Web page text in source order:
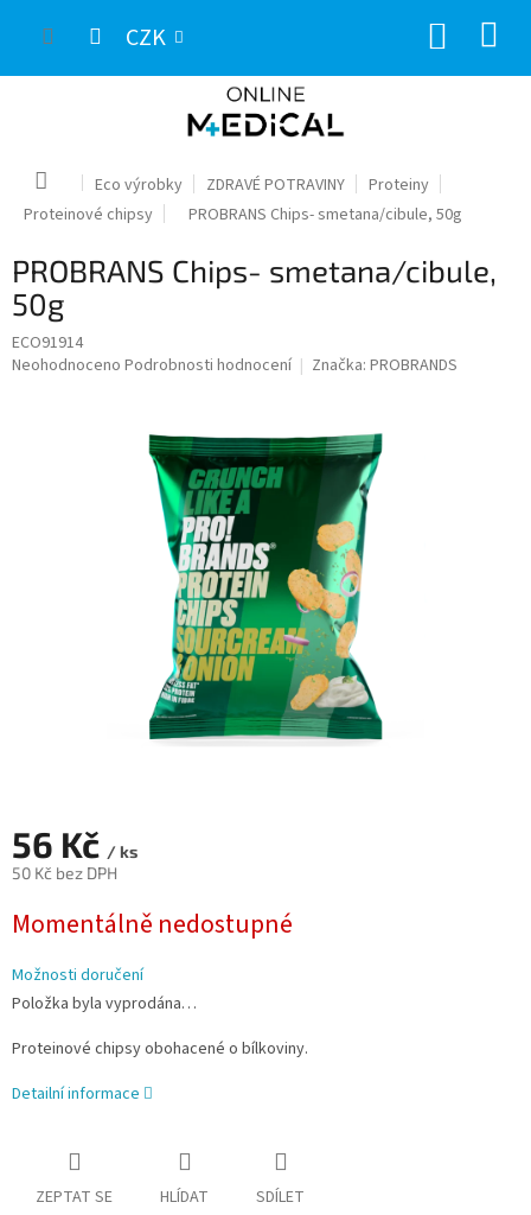
CZK
Domů Eco výrobky ZDRAVÉ POTRAVINY
Proteiny
Proteinové chipsy
PROBRANS Chips- smetana/cibule, 50g
PROBRANS Chips- smetana/cibule,
50g
ECO91914
Průměrné
Neohodnoceno Podrobnosti hodnocení Značka: PROBRANDS
56 Kč / ks
50 Kč bez DPH
cena:
Momentálně nedostupné
Možnosti doručení
Položka byla vyprodána…
Proteinové chipsy obohacené o bílkoviny.
Detailní informace
ZEPTAT SE HLÍDAT SDÍLET